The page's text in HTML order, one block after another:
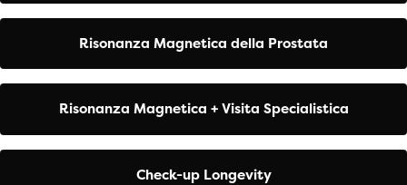
Risonanza Magnetica della Prostata
Risonanza Magnetica + Visita Specialistica
Check-up Longevity